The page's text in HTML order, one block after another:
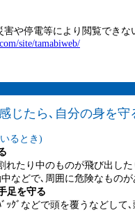
害や停電等により閲覧でき
site/tamabiweb/
じたら､自分の身を守
るとき)
れたり中のものが飛び出し
などで､周囲に危険なもの
足を守る
ｯｸﾞなどで頭を覆うなどし